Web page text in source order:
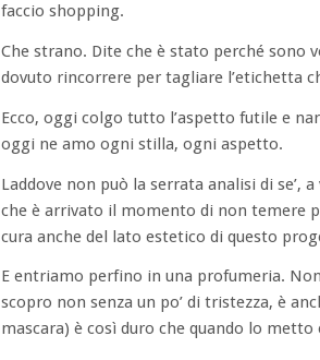
faccio shopping.
Che strano. Dite che è stato perché sono
dovuto rincorrere per tagliare l’etichetta
Ecco, oggi colgo tutto l’aspetto futile e
oggi ne amo ogni stilla, ogni aspetto.
Laddove non può la serrata analisi di se’,
che è arrivato il momento di non temere
cura anche del lato estetico di questo
E entriamo perfino in una profumeria.
scopro non senza un po’ di tristezza, è
mascara) è così duro che quando lo